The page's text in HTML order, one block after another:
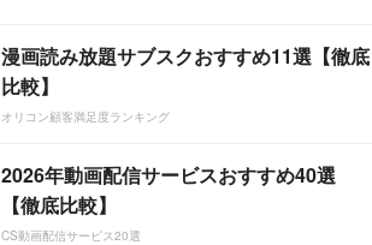
漫画読み放題サブスクおすすめ11選【徹底
比較】
オリコン顧客満足度ランキング
2026年動画配信サービスおすすめ40選
【徹底比較】
CS動画配信サービス20選